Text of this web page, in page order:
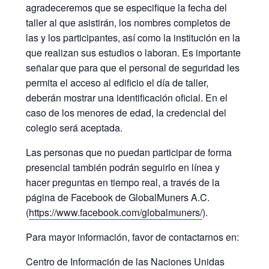
agradeceremos que se especifique la fecha del
taller al que asistirán, los nombres completos de
las y los participantes, así como la institución en la
que realizan sus estudios o laboran. Es importante
señalar que para que el personal de seguridad les
permita el acceso al edificio el día de taller,
deberán mostrar una identificación oficial. En el
caso de los menores de edad, la credencial del
colegio será aceptada.
Las personas que no puedan participar de forma
presencial también podrán seguirlo en línea y
hacer preguntas en tiempo real, a través de la
página de Facebook de GlobalMuners A.C.
(https://www.facebook.com/globalmuners/).
Para mayor información, favor de contactarnos en:
Centro de Información de las Naciones Unidas